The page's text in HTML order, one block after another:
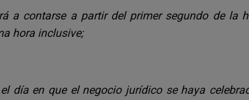
a contarse a partir del primer segundo de la
hora inclusive;
día en que el negocio jurídico se haya